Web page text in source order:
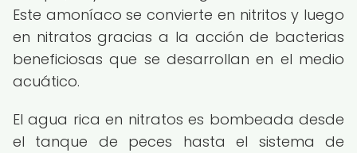
Este amoníaco se convierte en nitritos y luego
en nitratos gracias a la acción de bacterias
beneficiosas que se desarrollan en el medio
acuático.
El agua rica en nitratos es bombeada desde
el tanque de peces hasta el sistema de